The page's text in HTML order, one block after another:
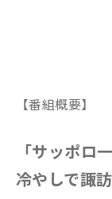
【番組概要】
「サッポロ
冷やしで諏